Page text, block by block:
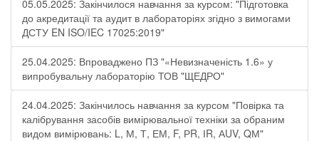
05.05.2025: Закінчилося навчання за курсом: "Підготовка
до акредитації та аудит в лабораторіях згідно з вимогами
ДСТУ EN ISO/IEC 17025:2019"
25.04.2025: Впроваджено ПЗ "«Невизначеність 1.6» у
випробувальну лабораторію ТОВ "ЩЕДРО"
24.04.2025: Закінчилось навчання за курсом "Повірка та
калібрування засобів вимірювальної техніки за обраним
видом вимірювань: L, М, Т, ЕМ, F, РR, ІR, АUV, QМ"